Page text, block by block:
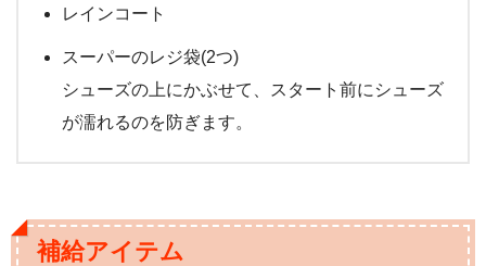
レインコート
スーパーのレジ袋(2つ)
シューズの上にかぶせて、スタート前にシューズ
が濡れるのを防ぎます。
補給アイテム